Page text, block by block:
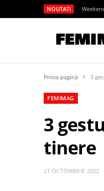
NOUTATI
Prima pagină » 3
FEMIMAG
3
tinere
21 OCTOMBRIE 2022